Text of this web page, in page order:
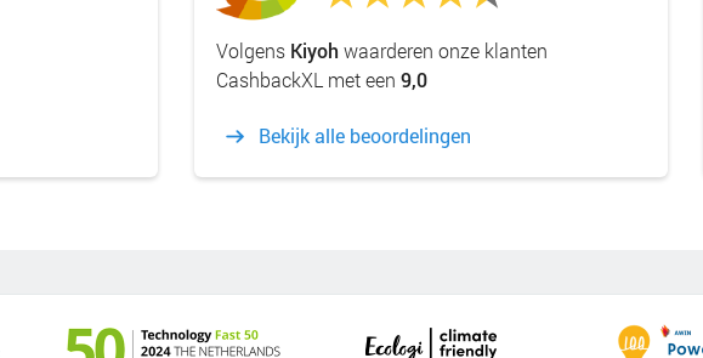
Volgens Kiyoh waarderen onze klanten
CashbackXL met een9,0
Bekijk alle beoordelingen